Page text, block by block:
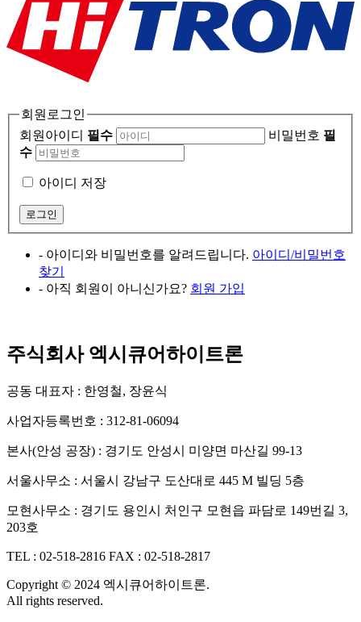
회원로그인
회원아이디 필수 비밀번호 필
수
아이디 저장
- 아이디와 비밀번호를 알려드립니다. 아이디/비밀번호
찾기
- 아직 회원이 아니신가요? 회원 가입
주식회사 엑시큐어하이트론
공동 대표자 : 한영철, 장윤식
사업자등록번호 : 312-81-06094
본사(안성 공장) : 경기도 안성시 미양면 마산길 99-13
서울사무소 : 서울시 강남구 도산대로 445 M 빌딩 5층
모현사무소 : 경기도 용인시 처인구 모현읍 파담로 149번길 3,
203호
TEL : 02-518-2816 FAX : 02-518-2817
Copyright © 2024 엑시큐어하이트론.
All rights reserved.